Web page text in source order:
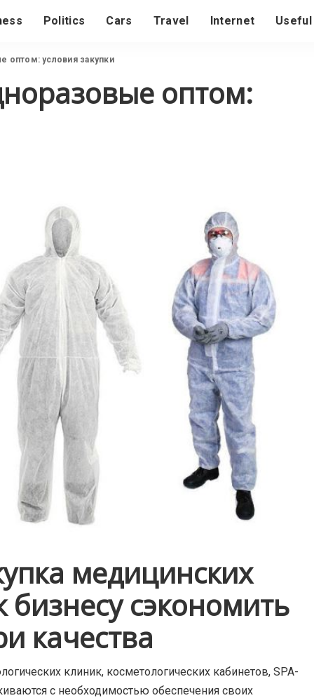
Politics Cars Travel Internet Useful
оптом: условия закупки
оптом:
медицинских
бизнесу сэкономить
качества
клиник, косметологических кабинетов, SPA-
с необходимостью обеспечения своих